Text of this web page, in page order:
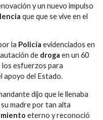
y un nuevo impulso
que que se vive en el
la Policía evidenciados en
de droga en un 60
los esfuerzos para
apoyo del Estado.
dijo que le llenaba
madre por tan alta
eterno y reconoció